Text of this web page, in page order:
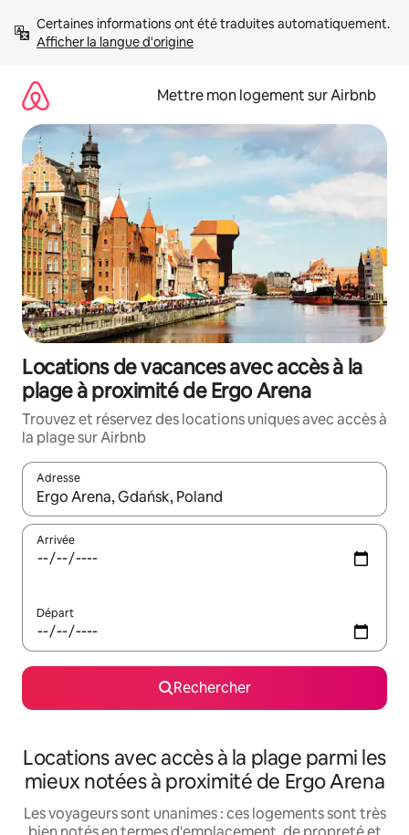
directement
Afficher la langue d'origine
Mettre mon logement sur Airbnb
Locations de vacances avec accès à la
plage à proximité de Ergo Arena
Trouvez et réservez des locations uniques avec accès à
la plage sur Airbnb
Adresse
Lorsque les résultats s'affichent, utilisez les flèches vers le
Arrivée
Départ
Rechercher
Locations avec accès à la plage parmi les
mieux notées à proximité de Ergo Arena
Les voyageurs sont unanimes : ces logements sont très